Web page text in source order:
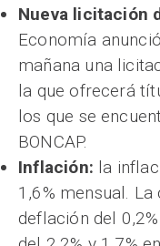
Nueva licitación
Economía
mañana una
la que ofrecerá
los que se
BONCAP.
Inflación: la
1,6% mensual.
deflación del